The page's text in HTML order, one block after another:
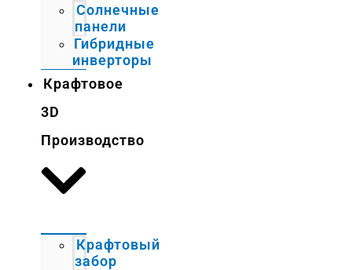
Солнечные
панели
Гибридные
инверторы
Крафтовое
3D
Производство
Крафтовый
забор